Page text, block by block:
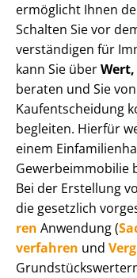
ermöglicht Ihnen
Schalten Sie vor
ver­stän­di­gen für
kann Sie über
beraten und Sie
Kauf­ent­schei­dung
begleiten. Hierfür
einem
Ge­wer­be­im­mo­bi­lie
Bei der Erstellung
die gesetzlich
ren Anwendung (
ver­fah­ren und